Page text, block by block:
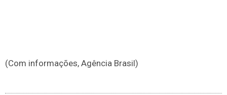
(Com informações, Agência Brasil)